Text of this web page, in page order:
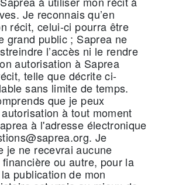
Je reconnais qu’en
récit, celui-ci pourra être
grand public ; Saprea ne
l’accès ni le rendre
autorisation à Saprea
telle que décrite ci-
sans limite de temps.
que je peux
à tout moment
à l'adresse électronique
Je
je ne recevrai aucune
ou autre, pour la
publication de mon